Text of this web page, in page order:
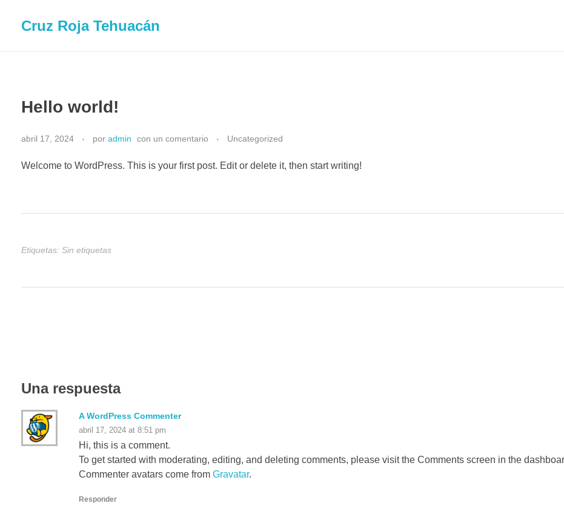
Cruz Roja Tehuacán
Hello world!
abril 17, 2024 por admin con un comentario Uncategorized
Welcome to WordPress. This is your first post. Edit or delete it, then start writing!
Etiquetas: Sin etiquetas
Una respuesta
A WordPress Commenter
abril 17, 2024 at 8:51 pm
Hi, this is a comment.
To get started with moderating, editing, and deleting comments, please visit the Comments screen in the
Commenter avatars come from Gravatar.
Responder